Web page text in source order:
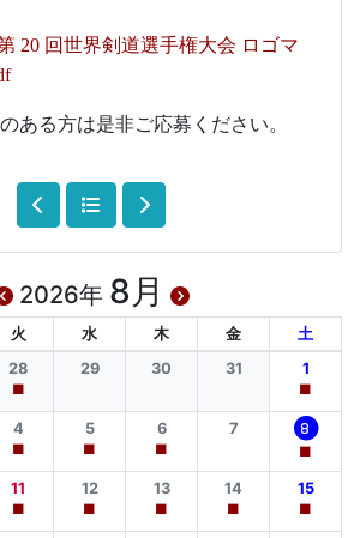
2026年 8月
火 水 木 金
土
28
■
29 30 31 1
■
4
■
5
■
6
■
7 8
■
11
■
12
■
13
■
14
■
15
■
20 回世界剣道選手権大会 ロゴマ
方は是非ご応募ください。